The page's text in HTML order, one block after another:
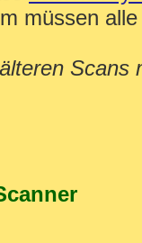
müssen
Scans